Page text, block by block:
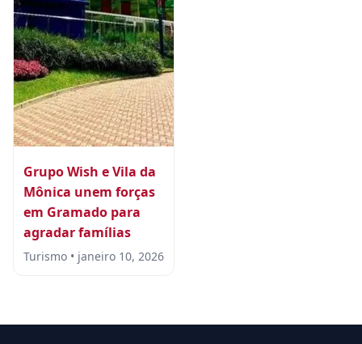
Grupo Wish e Vila da
Mônica unem forças
em Gramado para
agradar famílias
Turismo • janeiro 10, 2026